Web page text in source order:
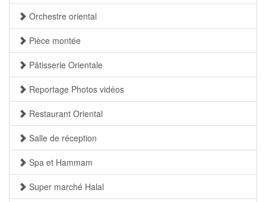
Orchestre oriental
Pièce montée
Pâtisserie Orientale
Reportage Photos vidéos
Restaurant Oriental
Salle de réception
Spa et Hammam
Super marché Halal